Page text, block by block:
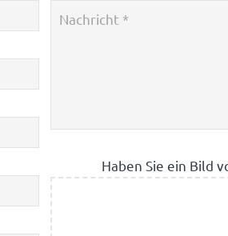
Haben Sie ein Bild
Bilder